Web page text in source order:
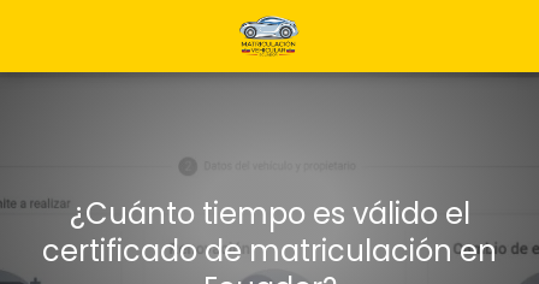
¿Cuánto tiempo es válido el
certificado de matriculación en